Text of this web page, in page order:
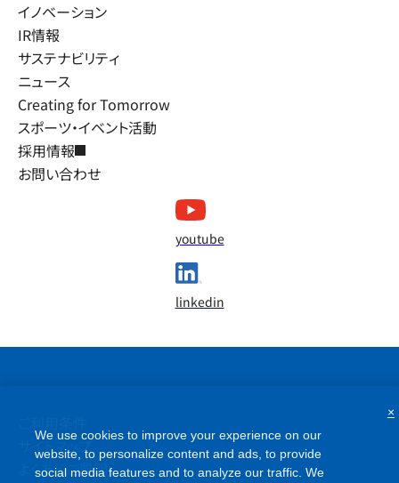
イノベーション
IR情報
サステナビリティ
ニュース
Creating for Tomorrow
スポーツ・イベント活動
採用情報
お問い合わせ
youtube
linkedin
サイトマップ
よくあるご質問
social media features and to analyze our traffic. We
share information about your use of our website with our
social media, advertising and analytics partners, who